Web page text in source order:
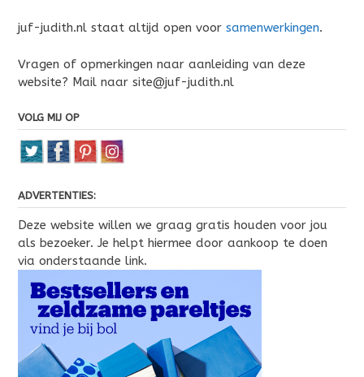
juf-judith.nl staat altijd open voor samenwerkingen.
Vragen of opmerkingen naar aanleiding van deze
website? Mail naar site@juf-judith.nl
VOLG MIJ OP
ADVERTENTIES:
Deze website willen we graag gratis houden voor jou
als bezoeker. Je helpt hiermee door aankoop te doen
via onderstaande link.